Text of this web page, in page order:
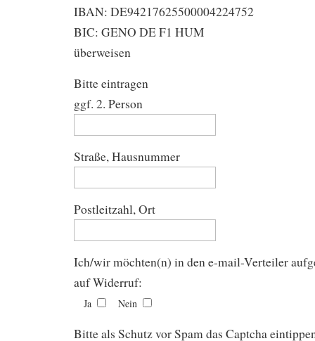
IBAN: DE94217625500004224752
BIC: GENO DE F1 HUM
überweisen
Bitte eintragen
ggf. 2. Person
Straße, Hausnummer
Postleitzahl, Ort
Ich/wir möchten(n) in den e-mail-Verteiler
auf Widerruf:
Ja Nein
Bitte als Schutz vor Spam das Captcha